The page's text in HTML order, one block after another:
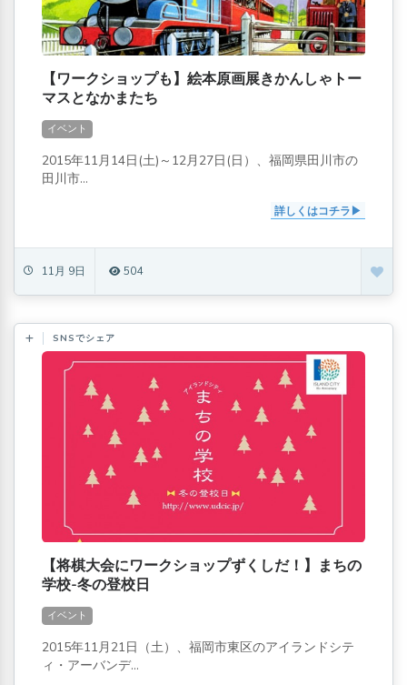
【ワークショップも】絵本原画展きかんしゃトー
マスとなかまたち
イベント
2015年11月14日(土)～12月27日(日）、福岡県田川市の
田川市...
詳しくはコチラ
11月 9日 504
SNSでシェア
【将棋大会にワークショップずくしだ！】まちの
学校-冬の登校日
イベント
2015年11月21日（土）、福岡市東区のアイランドシテ
ィ・アーバンデ...